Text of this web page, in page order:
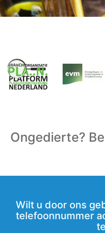
Ongedierte?
Wilt u door ons
telefoonnummer